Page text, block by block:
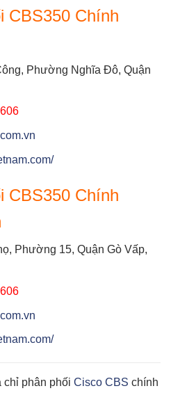
CBS350 Chính
Phường Nghĩa Đô, Quận
CBS350 Chính
Phường 15, Quận Gò Vấp,
chỉ phân phối Cisco CBS chính